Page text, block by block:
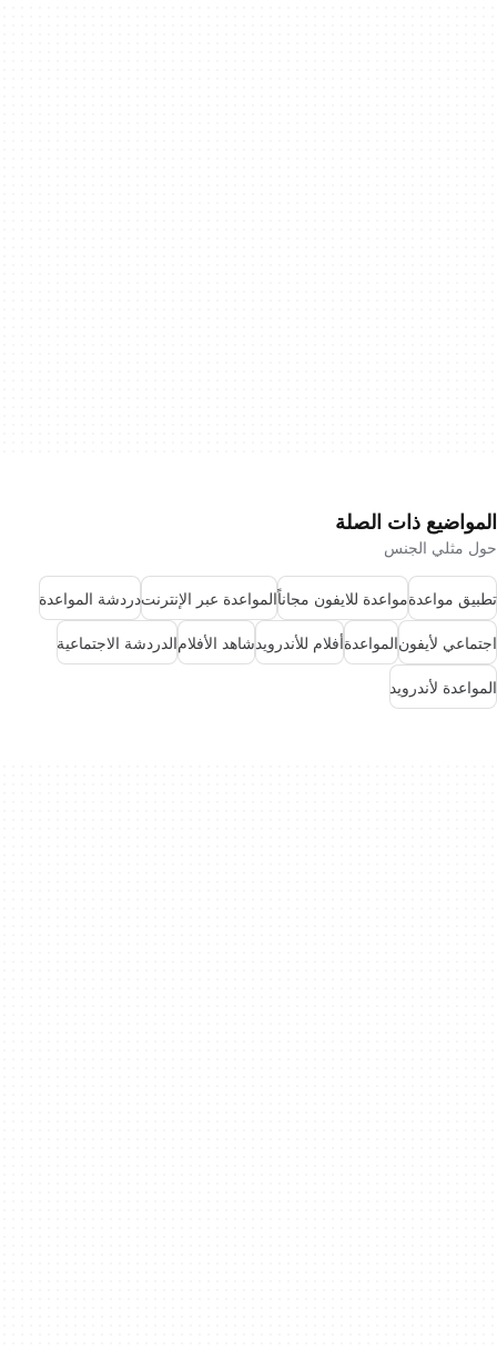
المواضيع ذات الصلة
حول مثلي الجنس
تطبيق مواعدةمواعدة للايفون مجاناًالمواعدة عبر الإنترنتدردشة المواعدة
اجتماعي لأيفونالمواعدةأفلام للأندرويدشاهد الأفلامالدردشة الاجتماعية
المواعدة لأندرويد